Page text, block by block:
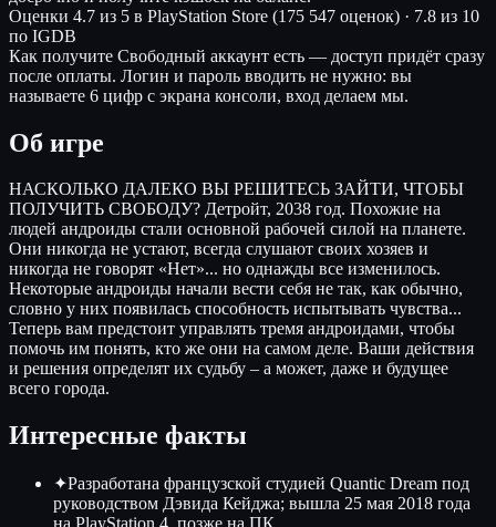
Оценки 4.7 из 5 в PlayStation Store (175 547 оценок) · 7.8 из 10
по IGDB
Как получите Свободный аккаунт есть — доступ придёт сразу
после оплаты. Логин и пароль вводить не нужно: вы
называете 6 цифр с экрана консоли, вход делаем мы.
Об игре
НАСКОЛЬКО ДАЛЕКО ВЫ РЕШИТЕСЬ ЗАЙТИ, ЧТОБЫ
ПОЛУЧИТЬ СВОБОДУ? Детройт, 2038 год. Похожие на
людей андроиды стали основной рабочей силой на планете.
Они никогда не устают, всегда слушают своих хозяев и
никогда не говорят «Нет»... но однажды все изменилось.
Некоторые андроиды начали вести себя не так, как обычно,
словно у них появилась способность испытывать чувства...
Теперь вам предстоит управлять тремя андроидами, чтобы
помочь им понять, кто же они на самом деле. Ваши действия
и решения определят их судьбу – а может, даже и будущее
всего города.
Интересные факты
✦Разработана французской студией Quantic Dream под
руководством Дэвида Кейджа; вышла 25 мая 2018 года